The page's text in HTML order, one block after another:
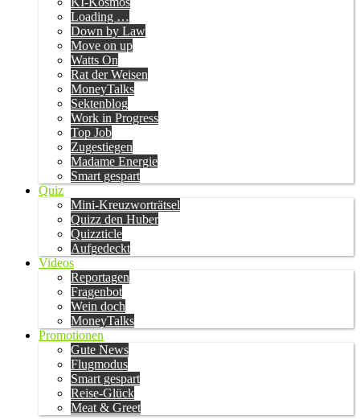
Loading …
Down by Law
Move on up
Watts On
Rat der Weisen
MoneyTalks
Sektenblog
Work in Progress
Top Job
Zugestiegen
Madame Energie
Smart gespart
Quiz
Mini-Kreuzworträtsel
Quizz den Huber
Quizzticle
Aufgedeckt
Videos
Reportagen
Fragenbot
Wein doch
MoneyTalks
Promotionen
Gute News
Flugmodus
Smart gespart
Reise-Glück
Meat & Greet